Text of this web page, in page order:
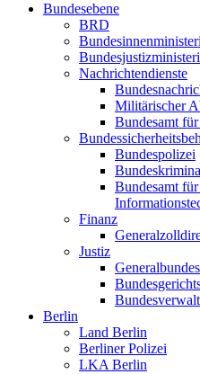
Bundesebene
BRD
Nachrichtendienste
Militärischer
Bundesamt
Bundespolizei
Bundesamt
Finanz
Justiz
Berlin
Land Berlin
Berliner Polizei
LKA Berlin